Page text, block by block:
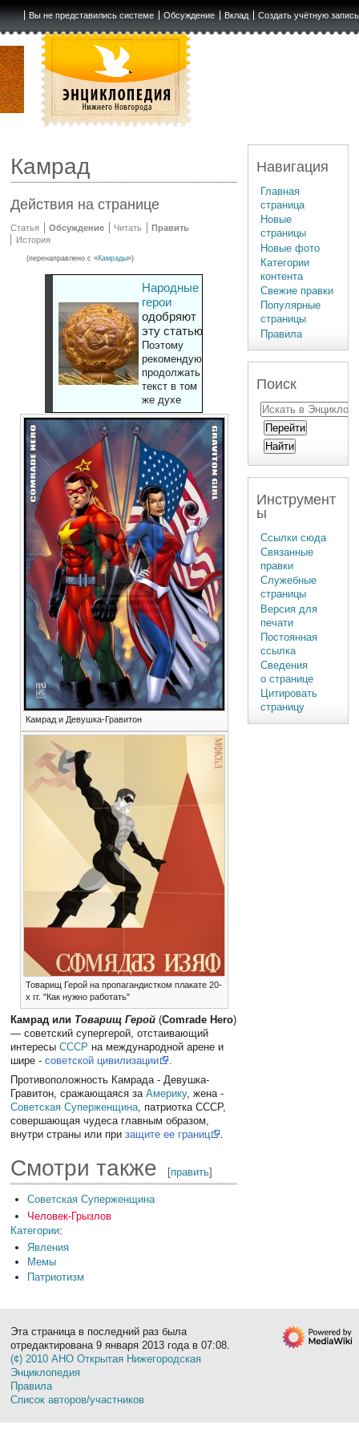
Вы не представились системе Обсуждение Вклад Создать учётную запись
Камрад
Действия на странице
Статья Обсуждение Читать
Править
История
(перенаправлено с «Камрады»)
Народные
герои
одобряют
эту статью
Поэтому
рекомендуют
продолжать
текст в том
же духе
Камрад и Девушка-Гравитон
Товарищ Герой на пропагандистком плакате 20-
х гг. "Как нужно работать"
Камрад или Товарищ Герой (Comrade Hero)
— советский супергерой, отстаивающий
интересыСССР на международной арене и
шире -советской цивилизации
.
Противоположность Камрада - Девушка-
Гравитон, сражающаяся заАмерику, жена -
Советская Суперженщина , патриотка СССР,
совершающая чудеса главным образом,
внутри страны или призащите ее границ
Смотри также [править]
Советская Суперженщина
Человек-Грызлов
Категории:
Явления
Мемы
Патриотизм
Навигация
Главная
страница
Новые
страницы
Новые фото
Категории
контента
Свежие правки
Популярные
страницы
Правила
Поиск
Инструмент
ы
Ссылки сюда
Связанные
правки
Служебные
страницы
Версия для
печати
Постоянная
ссылка
Сведения
о странице
Цитировать
страницу
Эта страница в последний раз была
отредактирована 9 января 2013 года в 07:08.
(¢) 2010 АНО Открытая Нижегородская
Энциклопедия
Правила
Список авторов/участников